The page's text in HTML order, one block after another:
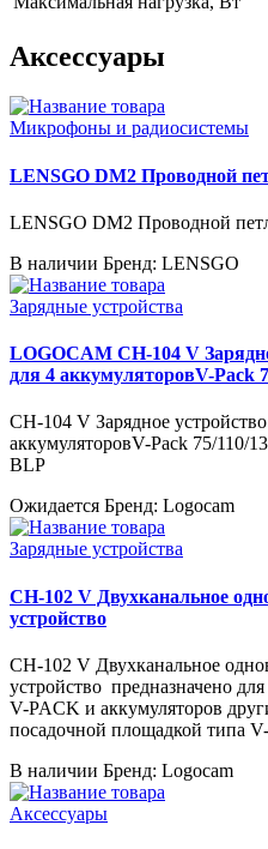
Аксессуары
Микрофоны и радиосистемы
LENSGO DM2 Проводной
LENSGO DM2 Проводной
В наличии Бренд: LENSGO
Зарядные устройства
LOGOCAM CH-104 V
для 4 аккумуляторовV-Pack
CH-104 V Зарядное
аккумуляторовV-Pack 75/110/
BLP
Ожидается Бренд: Logocam
Зарядные устройства
CH-102 V Двухканальное
устройство
CH-102 V Двухканальное
устройство предназначено
V-PACK и аккумуляторов
посадочной площадкой типа
В наличии Бренд: Logocam
Аксессуары